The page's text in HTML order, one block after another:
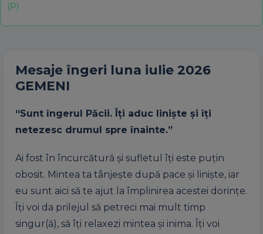
Mesaje îngeri luna iulie 2026
GEMENI
“Sunt îngerul Păcii. Îți aduc liniște și îți
netezesc drumul spre înainte.”
Ai fost în încurcătură și sufletul îți este puțin
obosit. Mintea ta tânjește după pace și liniște, iar
eu sunt aici să te ajut la împlinirea acestei dorințe.
Îți voi da prilejul să petreci mai mult timp
singur(ă), să îți relaxezi mintea și inima. Îți voi